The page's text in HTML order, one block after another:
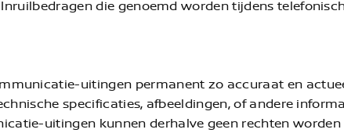
die genoemd worden tijdens
uitingen permanent zo accuraat en
specificaties, afbeeldingen, of andere
uitingen kunnen derhalve geen rechten worden